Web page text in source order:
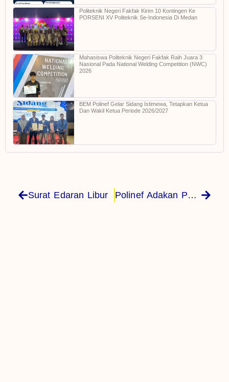
Politeknik Negeri Fakfak Kirim 10 Kontingen Ke
PORSENI XV Politeknik Se-Indonesia Di Medan
Mahasiswa Politeknik Negeri Fakfak Raih Juara 3
Nasional Pada National Welding Competition (NWC)
2026
BEM Polinef Gelar Sidang Istimewa, Tetapkan Ketua
Dan Wakil Ketua Periode 2026/2027
Surat Edaran Libur Polinef Adakan Pelatihan Minuman Instan Herbal Dari Daging Pala